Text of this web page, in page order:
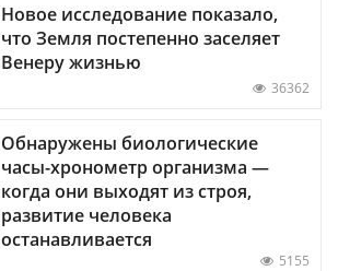
Новое исследование показало,
что Земля постепенно заселяет
Венеру жизнью
36362
Обнаружены биологические
часы-хронометр организма —
когда они выходят из строя,
развитие человека
останавливается
5155